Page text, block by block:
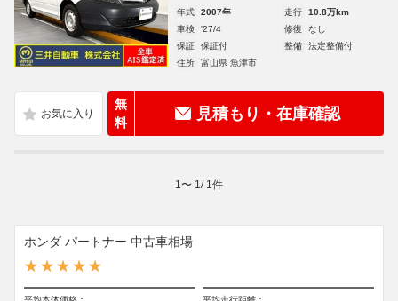
年式 2007年 走行
10.8万km
車検
'27/4 修復
なし
保証
保証付 整備
法定整備付
住所
富山県 魚津市
無
料
見積もり・在庫確認
1 〜 1 / 1 件
ホンダ パートナー 中古車相場